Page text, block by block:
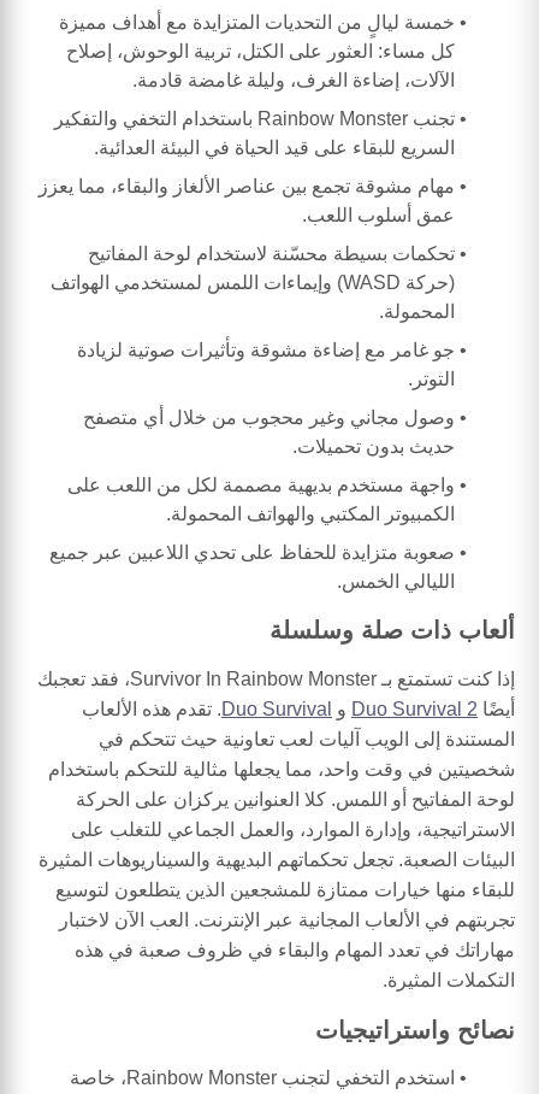
خمسة ليالٍ من التحديات المتزايدة مع أهداف مميزة
كل مساء: العثور على الكتل، تربية الوحوش، إصلاح
الآلات، إضاءة الغرف، وليلة غامضة قادمة.
تجنب Rainbow Monster باستخدام التخفي والتفكير
السريع للبقاء على قيد الحياة في البيئة العدائية.
مهام مشوقة تجمع بين عناصر الألغاز والبقاء، مما يعزز
عمق أسلوب اللعب.
تحكمات بسيطة محسّنة لاستخدام لوحة المفاتيح
(حركة WASD) وإيماءات اللمس لمستخدمي الهواتف
المحمولة.
جو غامر مع إضاءة مشوقة وتأثيرات صوتية لزيادة
التوتر.
وصول مجاني وغير محجوب من خلال أي متصفح
حديث بدون تحميلات.
واجهة مستخدم بديهية مصممة لكل من اللعب على
الكمبيوتر المكتبي والهواتف المحمولة.
صعوبة متزايدة للحفاظ على تحدي اللاعبين عبر جميع
الليالي الخمس.
ألعاب ذات صلة وسلسلة
إذا كنت تستمتع بـ Survivor In Rainbow Monster، فقد تعجبك
أيضًا Duo Survival 2 و Duo Survival. تقدم هذه الألعاب
المستندة إلى الويب آليات لعب تعاونية حيث تتحكم في
شخصيتين في وقت واحد، مما يجعلها مثالية للتحكم باستخدام
لوحة المفاتيح أو اللمس. كلا العنوانين يركزان على الحركة
الاستراتيجية، وإدارة الموارد، والعمل الجماعي للتغلب على
البيئات الصعبة. تجعل تحكماتهم البديهية والسيناريوهات المثيرة
للبقاء منها خيارات ممتازة للمشجعين الذين يتطلعون لتوسيع
تجربتهم في الألعاب المجانية عبر الإنترنت. العب الآن لاختبار
مهاراتك في تعدد المهام والبقاء في ظروف صعبة في هذه
التكملات المثيرة.
نصائح واستراتيجيات
استخدم التخفي لتجنب Rainbow Monster، خاصة